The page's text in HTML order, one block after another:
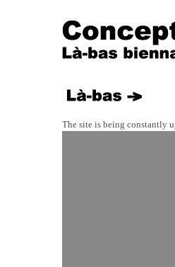
The site is being constantly